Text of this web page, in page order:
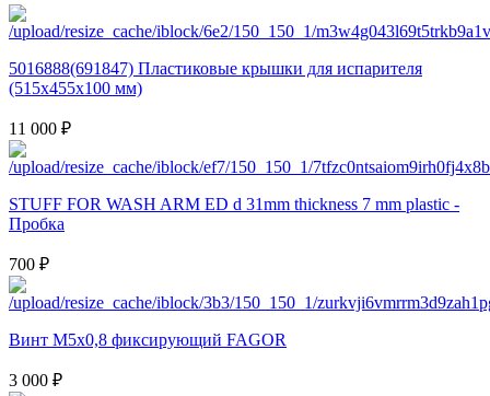
5016888(691847) Пластиковые крышки для испарителя
(515x455x100 мм)
11 000 ₽
STUFF FOR WASH ARM ED d 31mm thickness 7 mm plastic -
Пробка
700 ₽
Винт M5x0,8 фиксирующий FAGOR
3 000 ₽